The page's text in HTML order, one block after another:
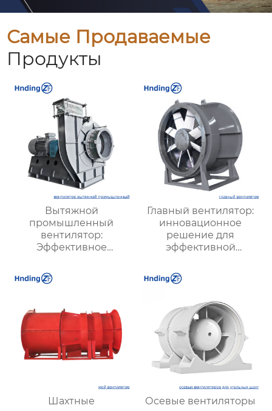
Самые Продаваемые
Продукты
Вытяжной
промышленный
вентилятор:
Эффективное
надежной вентиляции
Главный вентилятор:
инновационное
решение для
эффективной
оптимизации работы
Шахтные
Осевые вентиляторы